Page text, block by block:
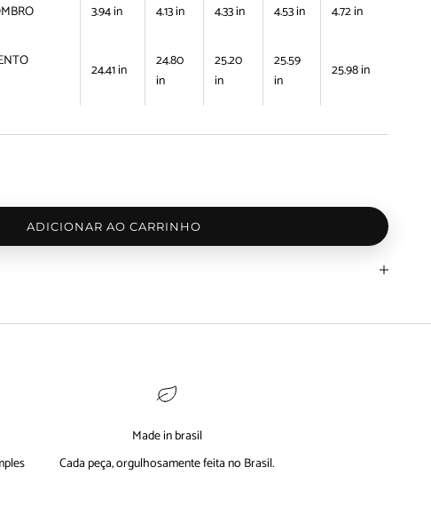
3.94 in 4.13 in 4.33 in 4.53 in 4.72 in
24.41 in
24.80
in
25.20
in
25.59
in
25.98 in
ADICIONAR AO CARRINHO
Made in brasil
Cada peça, orgulhosamente feita no Brasil.